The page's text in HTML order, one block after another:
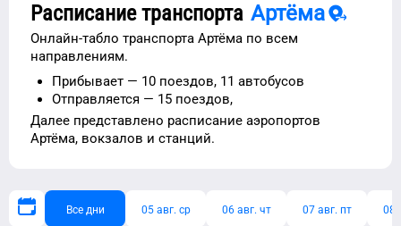
Расписание транспорта Артёма
Онлайн-табло транспорта Артёма по всем
направлениям.
Прибывает — 10 поездов, 11 автобусов
Отправляется — 15 поездов,
Далее представлено расписание аэропортов
Артёма, вокзалов и станций.
Все дни 05 авг. ср 06 авг. чт 07 авг. пт 08